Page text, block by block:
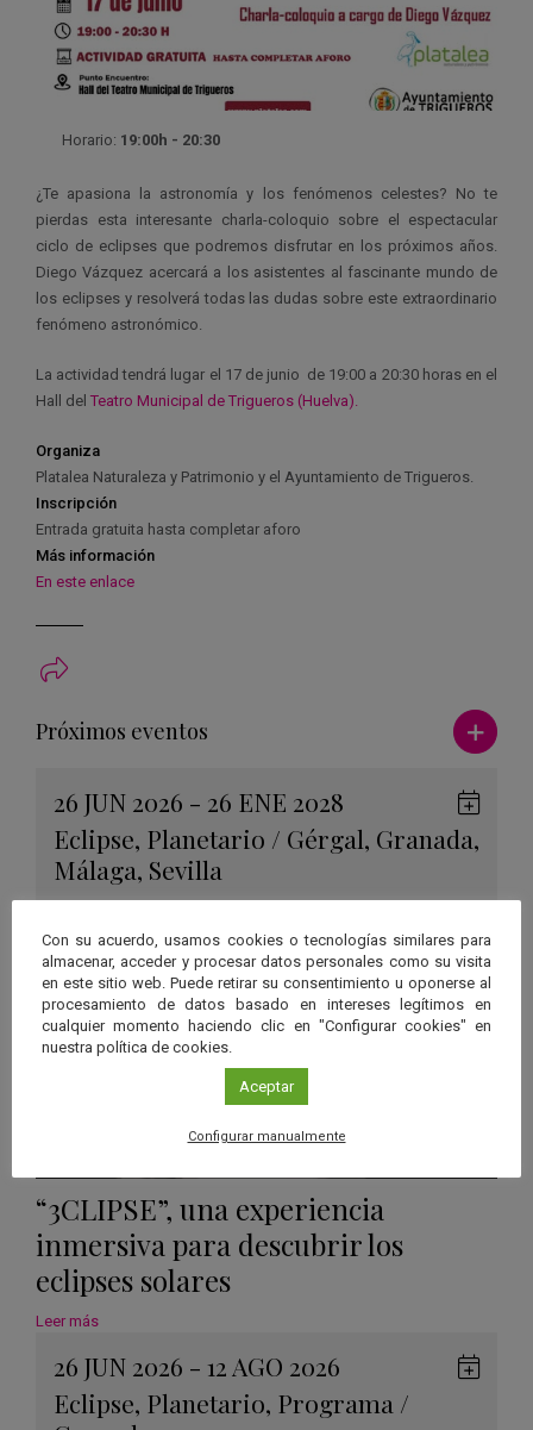
Horario: 19:00h - 20:30
¿Te apasiona la astronomía y los fenómenos celestes? No te
pierdas esta interesante charla-coloquio sobre el espectacular
ciclo de eclipses que podremos disfrutar en los próximos años.
Diego Vázquez acercará a los asistentes al fascinante mundo de
los eclipses y resolverá todas las dudas sobre este extraordinario
fenómeno astronómico.
La actividad tendrá lugar el 17 de junio de 19:00 a 20:30 horas en el
Hall del Teatro Municipal de Trigueros (Huelva).
Organiza
Platalea Naturaleza y Patrimonio y el Ayuntamiento de Trigueros.
Inscripción
Entrada gratuita hasta completar aforo
Más información
En este enlace
Próximos eventos Ver más
26 JUN 2026 - 26 ENE 2028
Eclipse, Planetario / Gérgal, Granada,
Málaga, Sevilla
en
“3CLIPSE”, una experiencia
inmersiva para descubrir los
eclipses solares
Leer más
26 JUN 2026 - 12 AGO 2026
Eclipse, Planetario, Programa /
Con su acuerdo, usamos cookies o tecnologías similares para
almacenar, acceder y procesar datos personales como su visita
en este sitio web. Puede retirar su consentimiento u oponerse al
procesamiento de datos basado en intereses legítimos en
cualquier momento haciendo clic en "Configurar cookies" en
nuestra política de cookies.
Aceptar
Configurar manualmente